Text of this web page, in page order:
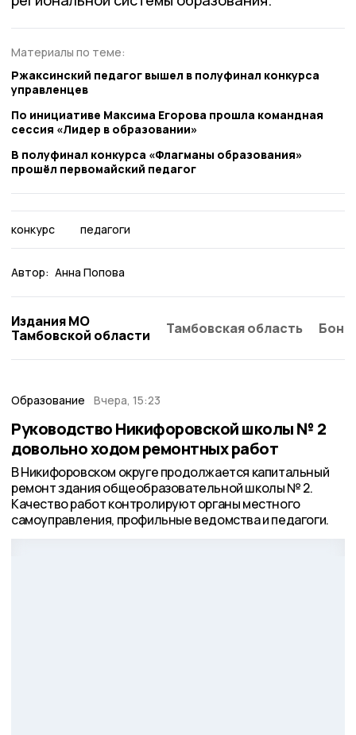
Материалы по теме:
Ржаксинский педагог вышел в полуфинал конкурса
управленцев
По инициативе Максима Егорова прошла командная
сессия «Лидер в образовании»
В полуфинал конкурса «Флагманы образования»
прошёл первомайский педагог
конкурс педагоги
Автор: Анна Попова
Издания МО
Тамбовской области
Тамбовская область
Образование Вчера, 15:23
Руководство Никифоровской школы № 2
довольно ходом ремонтных работ
В Никифоровском округе продолжается капитальный
ремонт здания общеобразовательной школы № 2.
Качество работ контролируют органы местного
самоуправления, профильные ведомства и педагоги.